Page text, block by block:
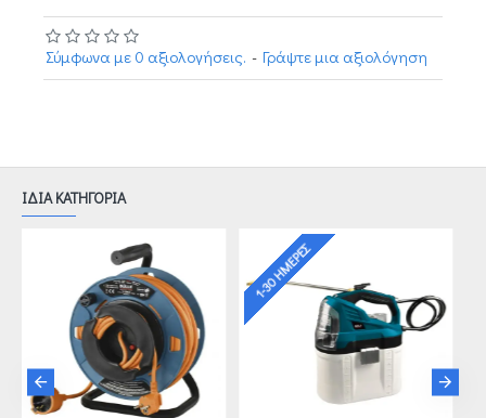
Σύμφωνα με 0 αξιολογήσεις. - Γράψτε μια αξιολόγηση
ΙΔΙΑ ΚΑΤΗΓΟΡΙΑ
1-30 ΗΜΈΡΕΣ